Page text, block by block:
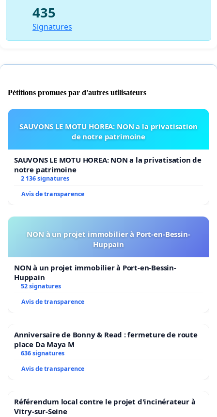
435
Signatures
Pétitions promues par d'autres utilisateurs
SAUVONS LE MOTU HOREA: NON a la privatisation
de notre patrimoine
SAUVONS LE MOTU HOREA: NON a la privatisation de
notre patrimoine
2 136 signatures
Avis de transparence
NON à un projet immobilier à Port-en-Bessin-
Huppain
NON à un projet immobilier à Port-en-Bessin-
Huppain
52 signatures
Avis de transparence
Anniversaire de Bonny & Read : fermeture de route
place Da Maya M
636 signatures
Avis de transparence
Référendum local contre le projet d'incinérateur à
Vitry-sur-Seine